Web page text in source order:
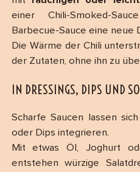
einer Chili-Smoked-
Barbecue-Sauce eine neue
Die Wärme der Chili
der Zutaten, ohne ihn zu
IN DRESSINGS, DIPS UND
Scharfe Saucen lassen
oder Dips integrieren.
Mit etwas Öl, Joghurt
entstehen würzige